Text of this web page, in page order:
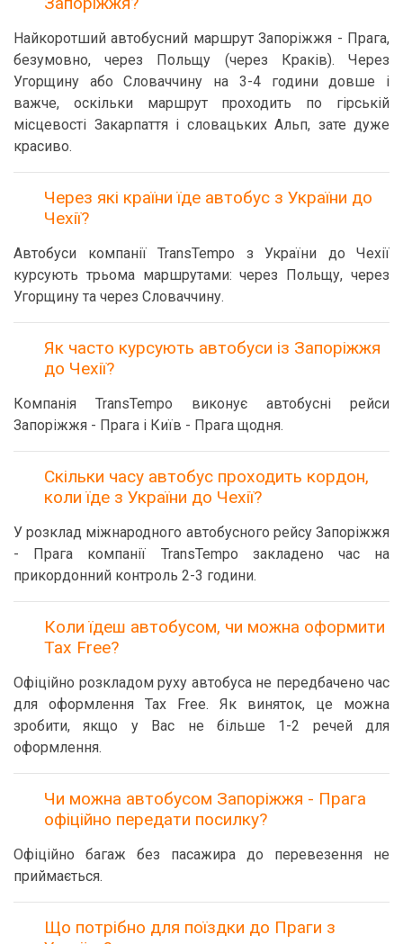
Найкоротший автобусний маршрут Запоріжжя - Прага,
безумовно, через Польщу (через Краків). Через
Угорщину або Словаччину на 3-4 години довше і
важче, оскільки маршрут проходить по гірській
місцевості Закарпаття і словацьких Альп, зате дуже
красиво.
Через які країни їде автобус з України до
Чехії?
Автобуси компанії TransTempo з України до Чехії
курсують трьома маршрутами: через Польщу, через
Угорщину та через Словаччину.
Як часто курсують автобуси із Запоріжжя
до Чехії?
Компанія TransTempo виконує автобусні рейси
Запоріжжя - Прага і Київ - Прага щодня.
Скільки часу автобус проходить кордон,
коли їде з України до Чехії?
У розклад міжнародного автобусного рейсу Запоріжжя
- Прага компанії TransTempo закладено час на
прикордонний контроль 2-3 години.
Коли їдеш автобусом, чи можна оформити
Tax Free?
Офіційно розкладом руху автобуса не передбачено час
для оформлення Tax Free. Як виняток, це можна
зробити, якщо у Вас не більше 1-2 речей для
оформлення.
Чи можна автобусом Запоріжжя - Прага
офіційно передати посилку?
Офіційно багаж без пасажира до перевезення не
приймається.
Що потрібно для поїздки до Праги з